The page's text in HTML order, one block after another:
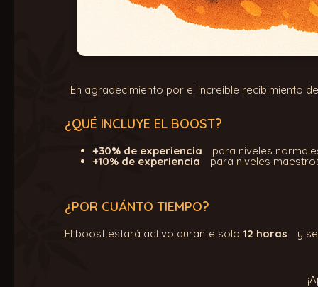
En agradecimiento por el increíble recibimiento
¿QUÉ INCLUYE EL BOOST?
+30% de experiencia para niveles
+10% de experiencia para niveles
¿POR CUÁNTO TIEMPO?
El boost estará activo durante solo 12 horas y